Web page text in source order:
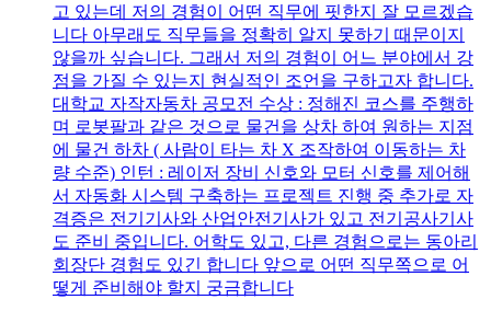
고 있는데 저의 경험이 어떤 직무에 핏한지 잘 모르겠습
니다 아무래도 직무들을 정확히 알지 못하기 때문이지
않을까 싶습니다. 그래서 저의 경험이 어느 분야에서 강
점을 가질 수 있는지 현실적인 조언을 구하고자 합니다.
대학교 자작자동차 공모전 수상 : 정해진 코스를 주행하
며 로봇팔과 같은 것으로 물건을 상차 하여 원하는 지점
에 물건 하차 ( 사람이 타는 차 X 조작하여 이동하는 차
량 수준) 인턴 : 레이저 장비 신호와 모터 신호를 제어해
서 자동화 시스템 구축하는 프로젝트 진행 중 추가로 자
격증은 전기기사와 산업안전기사가 있고 전기공사기사
도 준비 중입니다. 어학도 있고, 다른 경험으로는 동아리
회장단 경험도 있긴 합니다 앞으로 어떤 직무쪽으로 어
떻게 준비해야 할지 궁금합니다